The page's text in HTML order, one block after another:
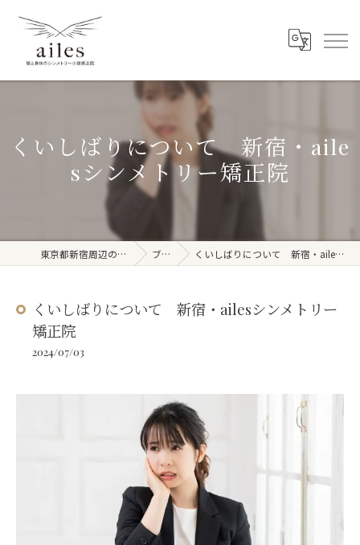
くいしばりについて 新宿・aile
sシンメトリー矯正院
東京都新宿周辺の整体ならailes ブログ くいしばりについて 新宿・ailesシンメトリー矯正院
くいしばりについて 新宿・ailesシンメトリー
矯正院
2024/07/03